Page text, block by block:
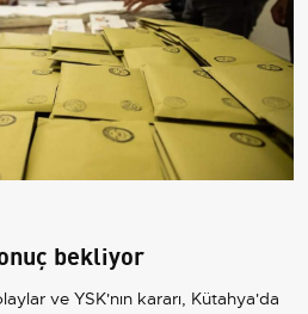
bekliyor
ve YSK'nın kararı, Kütahya'da